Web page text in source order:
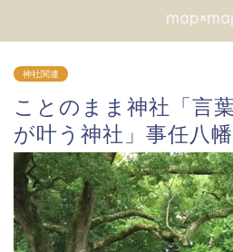
神社関連
ことのまま神社「言
が叶う神社」事任八